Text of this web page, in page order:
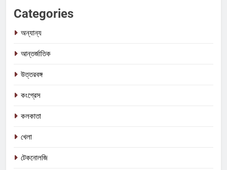
Categories
অন্যান্য
আন্তর্জাতিক
উত্তরবঙ্গ
কংগ্রেস
কলকাতা
খেলা
টেকনোলজি